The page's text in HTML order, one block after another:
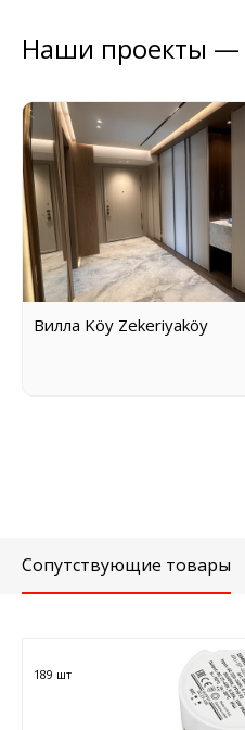
Наши проекты —
Вилла Köy Zekeriyaköy
Сопутствующие товары
189 шт